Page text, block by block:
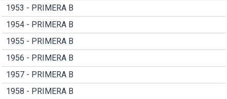
1953 - PRIMERA B
1954 - PRIMERA B
1955 - PRIMERA B
1956 - PRIMERA B
1957 - PRIMERA B
1958 - PRIMERA B